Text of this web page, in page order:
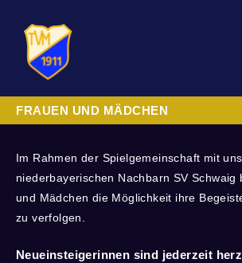
FRAUEN UND MÄDCHEN
Im Rahmen der Spielgemeinschaft mit
niederbayerischen Nachbarn SV Schwaig
und Mädchen die Möglichkeit ihre
zu verfolgen.
Neueinsteigerinnen sind jederzeit